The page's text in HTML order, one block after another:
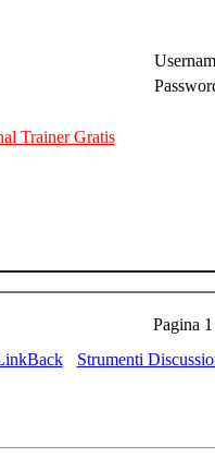
Trainer Gratis
Pagina
Strumenti